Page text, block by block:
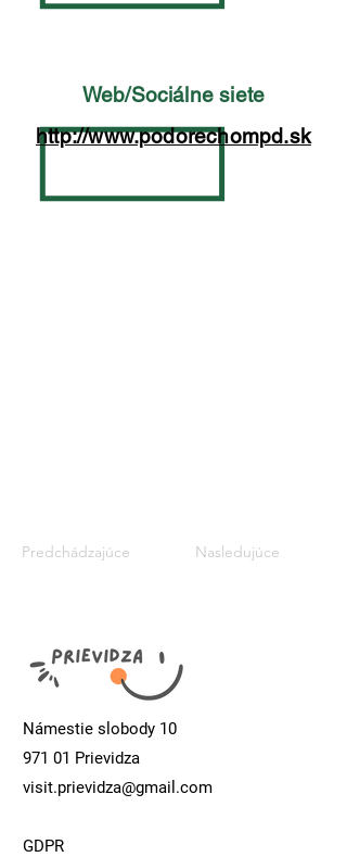
http://www.podorechompd.sk
Web/Sociálne siete
Predchádzajúce Nasledujúce
Námestie slobody 10
971 01 Prievidza
visit.prievidza@gmail.com
GDPR